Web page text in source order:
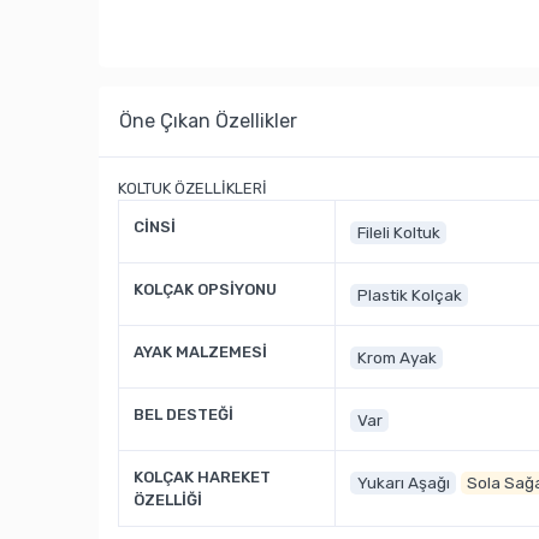
Öne Çıkan Özellikler
KOLTUK ÖZELLİKLERİ
CİNSİ Fileli Koltuk
KOLÇAK OPSİYONU Plastik Kolçak
AYAK MALZEMESİ Krom Ayak
BEL DESTEĞİ Var
KOLÇAK HAREKET
ÖZELLİĞİ
Yukarı Aşağı Sola